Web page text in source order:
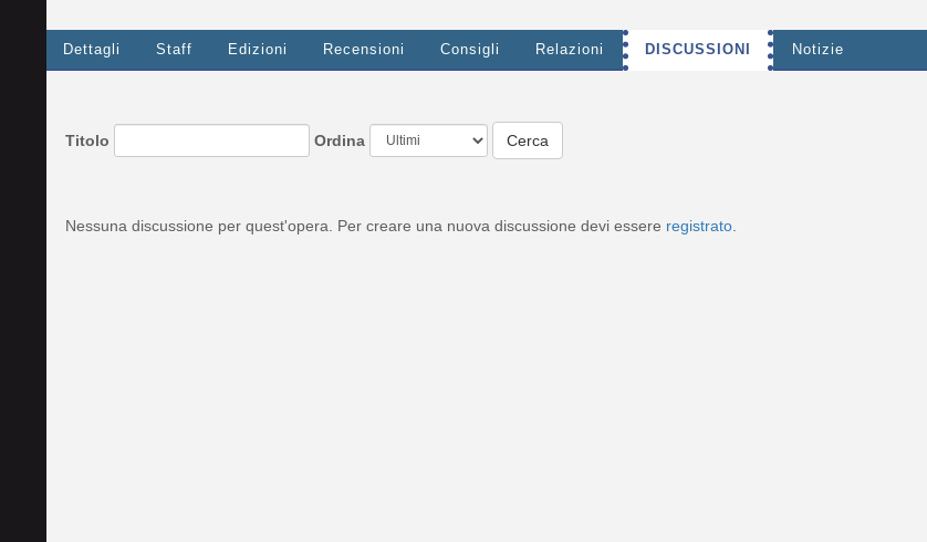
Dettagli Staff Edizioni Recensioni Consigli Relazioni DISCUSSIONI Notizie
Titolo Ordina
Nessuna discussione per quest'opera. Per creare una nuova discussione devi essere registrato